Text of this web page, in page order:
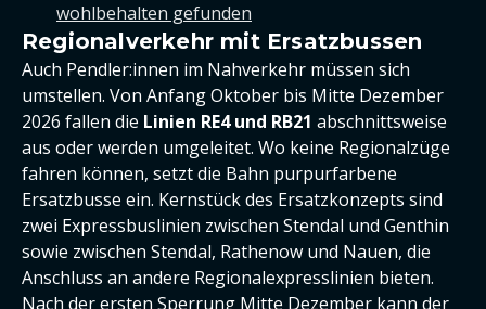
wohlbehalten gefunden
Regionalverkehr mit Ersatzbussen
Auch Pendler:innen im Nahverkehr müssen sich
umstellen. Von Anfang Oktober bis Mitte Dezember
2026 fallen die Linien RE4 und RB21 abschnittsweise
aus oder werden umgeleitet. Wo keine Regionalzüge
fahren können, setzt die Bahn purpurfarbene
Ersatzbusse ein. Kernstück des Ersatzkonzepts sind
zwei Expressbuslinien zwischen Stendal und Genthin
sowie zwischen Stendal, Rathenow und Nauen, die
Anschluss an andere Regionalexpresslinien bieten.
Nach der ersten Sperrung Mitte Dezember kann der